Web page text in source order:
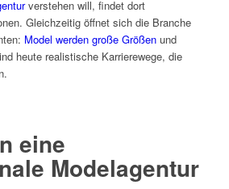
verstehen will, findet dort
Gleichzeitig öffnet sich die Branche
Model werden große Größenund
heute realistische Karrierewege, die
eine
Modelagentur